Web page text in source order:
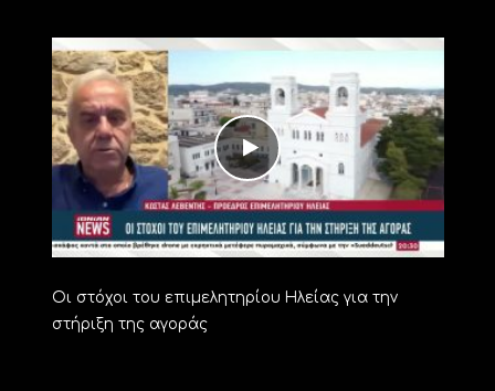
Οι στόχοι του επιμελητηρίου Ηλείας για την
στήριξη της αγοράς